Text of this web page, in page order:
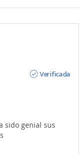
Verificada
sido genial sus